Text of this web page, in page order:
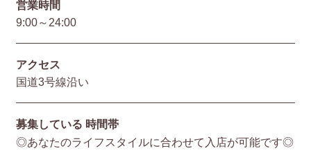
営業時間
9:00～24:00
アクセス
国道3号線沿い
募集している 時間帯
◎あなたのライフスタイルに合わせて入店が可能です◎